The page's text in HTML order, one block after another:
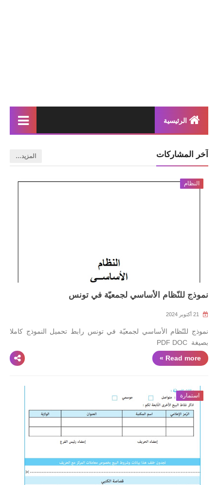
الرئيسية
كتب المعلم
آخر المشاركات ‏المزيد…
النظام
نموذج للنّظام الأساسي لجمعيّة في تونس
نموذج للنّظام الأساسي لجمعيّة في تونس رابط تحميل النموذج كاملا
بصيغة PDF DOC
Read more »
استمارة